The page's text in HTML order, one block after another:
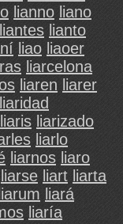
lianno liano
liantes lianto
liao liaoer
liarcelona
liaren liarer
liaridad
liaris liarizado
liarlo
liarnos liaro
liarse liart liarta
liarum liará
liaría